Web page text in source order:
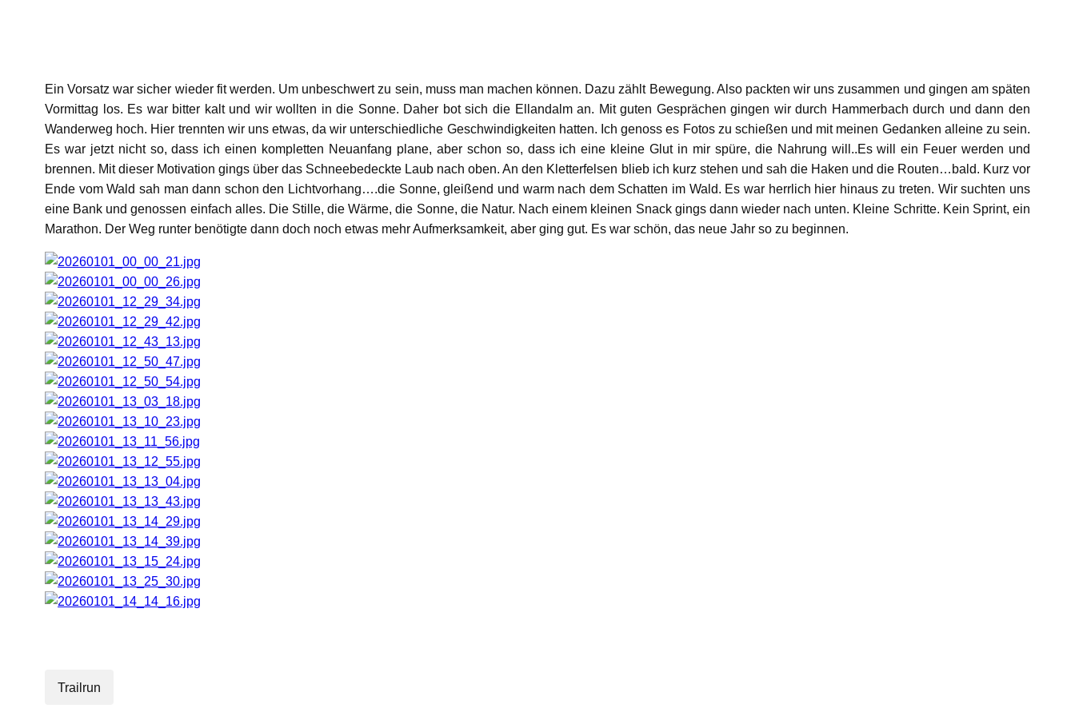
Ein Vorsatz war sicher wieder fit werden. Um unbeschwert zu sein, muss man machen können. Dazu zählt Bewegung. Also packten wir uns zusammen und gingen am späten
Vormittag los. Es war bitter kalt und wir wollten in die Sonne. Daher bot sich die Ellandalm an. Mit guten Gesprächen gingen wir durch Hammerbach durch und dann den
Wanderweg hoch. Hier trennten wir uns etwas, da wir unterschiedliche Geschwindigkeiten hatten. Ich genoss es Fotos zu schießen und mit meinen Gedanken alleine zu sein.
Es war jetzt nicht so, dass ich einen kompletten Neuanfang plane, aber schon so, dass ich eine kleine Glut in mir spüre, die Nahrung will..Es will ein Feuer werden und
brennen. Mit dieser Motivation gings über das Schneebedeckte Laub nach oben. An den Kletterfelsen blieb ich kurz stehen und sah die Haken und die Routen…bald. Kurz vor
Ende vom Wald sah man dann schon den Lichtvorhang….die Sonne, gleißend und warm nach dem Schatten im Wald. Es war herrlich hier hinaus zu treten. Wir suchten uns
eine Bank und genossen einfach alles. Die Stille, die Wärme, die Sonne, die Natur. Nach einem kleinen Snack gings dann wieder nach unten. Kleine Schritte. Kein Sprint, ein
Marathon. Der Weg runter benötigte dann doch noch etwas mehr Aufmerksamkeit, aber ging gut. Es war schön, das neue Jahr so zu beginnen.
Trailrun